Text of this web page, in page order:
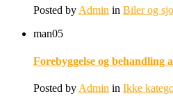
Posted by Admin in Biler og
man05
Forebyggelse og behandling
Posted by Admin in Ikke